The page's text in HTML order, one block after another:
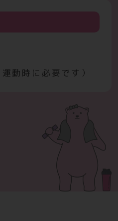
動時に必要です）